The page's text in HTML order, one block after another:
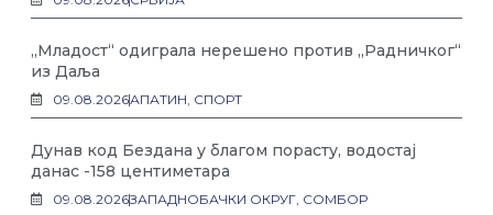
„Младост“ одиграла нерешено против „Радничког“
из Даља
09.08.2026АПАТИН, СПОРТ
Дунав код Бездана у благом порасту, водостај
данас -158 центиметара
09.08.2026ЗАПАДНОБАЧКИ ОКРУГ, СОМБОР